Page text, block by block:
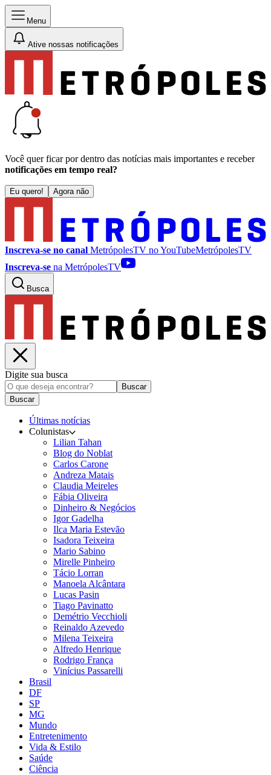
Menu
Ative nossas notificações
Você quer ficar por dentro das notícias mais importantes e receber
notificações em tempo real?
Eu quero! Agora não
Inscreva-se no canal MetrópolesTV noYouTubeMetrópolesTV
Inscreva-se na MetrópolesTV
Busca
Digite sua busca
Buscar
Buscar
Últimas notícias
Colunistas
Lilian Tahan
Blog do Noblat
Carlos Carone
Andreza Matais
Claudia Meireles
Fábia Oliveira
Dinheiro & Negócios
Igor Gadelha
Ilca Maria Estevão
Isadora Teixeira
Mario Sabino
Mirelle Pinheiro
Tácio Lorran
Manoela Alcântara
Lucas Pasin
Tiago Pavinatto
Demétrio Vecchioli
Reinaldo Azevedo
Milena Teixeira
Alfredo Henrique
Rodrigo França
Vinícius Passarelli
Brasil
DF
SP
MG
Mundo
Entretenimento
Vida & Estilo
Saúde
Ciência